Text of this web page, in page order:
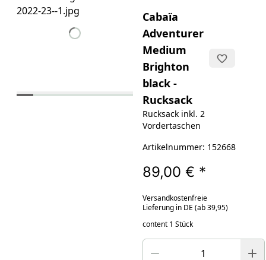
Cabaïa
Adventurer
Medium
Brighton
black -
Rucksack
Rucksack inkl. 2
Vordertaschen
Artikelnummer: 152668
89,00 € *
Versandkostenfreie
Lieferung in DE (ab 39,95)
content 1 Stück